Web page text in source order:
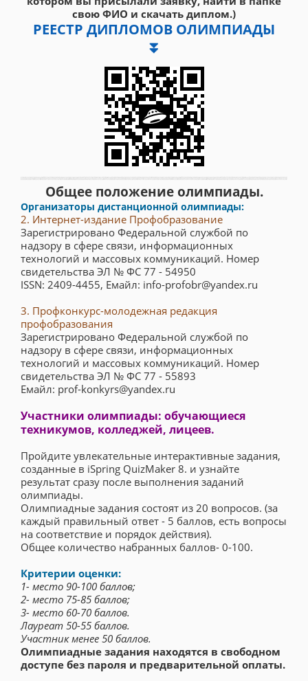
свою ФИО и скачать диплом.)
РЕЕСТР ДИПЛОМОВ ОЛИМПИАДЫ
⏬
Общее положение олимпиады.
Организаторы дистанционной олимпиады:
2. Интернет-издание Профобразование
Зарегистрировано Федеральной службой по
надзору в сфере связи, информационных
технологий и массовых коммуникаций. Номер
свидетельства ЭЛ № ФС 77 - 54950
ISSN: 2409-4455, Емайл: info-profobr@yandex.ru
3. Профконкурс-молодежная редакция
профобразования
Зарегистрировано Федеральной службой по
надзору в сфере связи, информационных
технологий и массовых коммуникаций. Номер
свидетельства ЭЛ № ФС 77 - 55893
Емайл: prof-konkyrs@yandex.ru
Участники олимпиады: обучающиеся
техникумов, колледжей, лицеев.
Пройдите увлекательные интерактивные задания,
созданные в iSpring QuizMaker 8. и узнайте
результат сразу после выполнения заданий
олимпиады.
Олимпиадные задания состоят из 20 вопросов. (за
каждый правильный ответ - 5 баллов, есть вопросы
на соответствие и порядок действия).
Общее количество набранных баллов- 0-100.
Критерии оценки:
1- место 90-100 баллов;
2- место 75-85 баллов;
3- место 60-70 баллов.
Лауреат 50-55 баллов.
Участник менее 50 баллов.
Олимпиадные задания находятся в свободном
доступе без пароля и предварительной оплаты.